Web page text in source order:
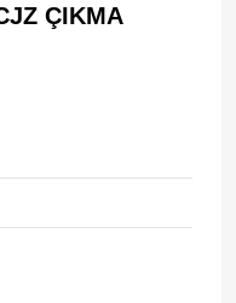
ÇIKMA